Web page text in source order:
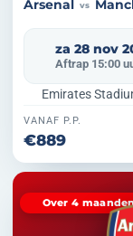
Arsenal vs
za 28 nov
Aftrap 15:00
Emirates
VANAF P.P.
€889
Over 4